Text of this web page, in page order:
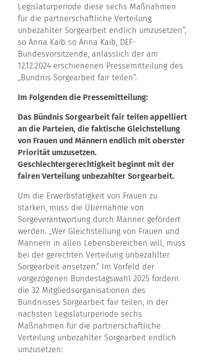
Legislaturperiode diese sechs Maßnahmen
für die partnerschaftliche Verteilung
unbezahlter Sorgearbeit endlich umzusetzen“,
so Anna Kaib so Anna Kaib, DEF-
Bundesvorsitzende, anlässlich der am
12.12.2024 erschienenen Pressemitteilung des
„Bündnis Sorgearbeit fair teilen“.
Im Folgenden die Pressemitteilung:
Das Bündnis Sorgearbeit fair teilen appelliert
an die Parteien, die faktische Gleichstellung
von Frauen und Männern endlich mit oberster
Priorität umzusetzen.
Geschlechtergerechtigkeit beginnt mit der
fairen Verteilung unbezahlter Sorgearbeit.
Um die Erwerbstätigkeit von Frauen zu
stärken, muss die Übernahme von
Sorgeverantwortung durch Männer gefördert
werden. „Wer Gleichstellung von Frauen und
Männern in allen Lebensbereichen will, muss
bei der gerechten Verteilung unbezahlter
Sorgearbeit ansetzen.“ Im Vorfeld der
vorgezogenen Bundestagswahl 2025 fordern
die 32 Mitgliedsorganisationen des
Bündnisses Sorgearbeit fair teilen, in der
nächsten Legislaturperiode sechs
Maßnahmen für die partnerschaftliche
Verteilung unbezahlter Sorgearbeit endlich
umzusetzen: